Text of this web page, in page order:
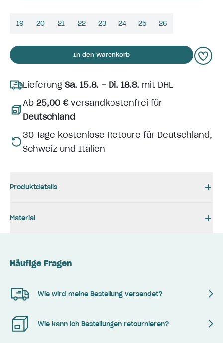
19 20 21 22 23 24 25 26
In den Warenkorb
Lieferung Sa. 15.8. – Di. 18.8. mit DHL
Ab 25,00 €versandkostenfrei für
Deutschland
30 Tage kostenlose Retoure für Deutschland,
Schweiz und Italien
Produktdetails
Material
Häufige Fragen
Wie wird meine Bestellung versendet?
Wie kann ich Bestellungen retournieren?